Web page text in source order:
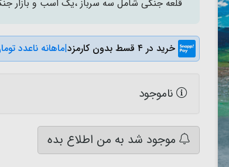
قلعه جنگی شامل سه سرباز ،یک اسب و بازار جنگی
خرید در ۴ قسط بدون کارمزد |ماهانه ناعدد
ناموجود
موجود شد به من اطلاع بده